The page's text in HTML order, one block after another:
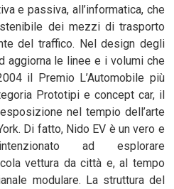
e passiva, all’informatica, che
dei mezzi di trasporto
del traffico. Nel design degli
aggiorna le linee e i volumi che
il Premio L’Automobile più
Prototipi e concept car, il
nel tempio dell’arte
Di fatto, Nido EV è un vero e
ad esplorare
vettura da città e, al tempo
modulare. La struttura del